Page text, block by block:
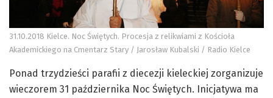
31.10.2018 Kielce. Noc Świętych. Procesja z relikwiami z Kościoła
Akademickiego na Cmentarz Stary / Jarosław Kubalski / Radio Kielce
Ponad trzydzieści parafii z diecezji kieleckiej zorganizuje
wieczorem 31 października Noc Świętych. Inicjatywa ma